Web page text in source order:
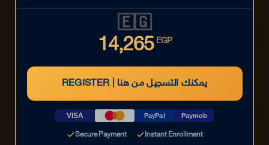
🇪🇬
14,265 EGP
REGISTER | يمكنك التسجيل من هنا
VISA PayPal Paymob
Secure Payment
Instant Enrollment